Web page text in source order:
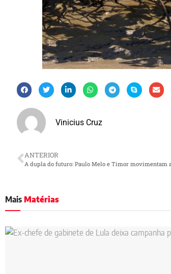
Vinicius Cruz
ANTERIOR
A dupla do futuro: Paulo Melo e Timor movimentam
Mais Matérias